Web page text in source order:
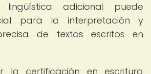
lingüística adicional puede
para la interpretación y
de textos escritos en
la certificación en escritura